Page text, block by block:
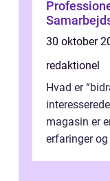
30 oktober
redaktionel
Hvad er
magasin er
erfaringer